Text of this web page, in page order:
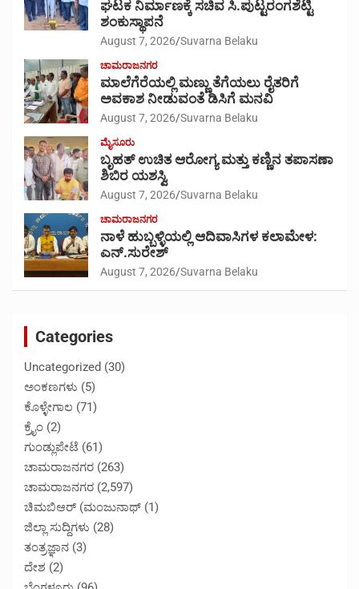
ಘಟಕ ನಿರ್ಮಾಣಕ್ಕೆ ಸಚಿವ ಸಿ.ಪುಟ್ಟರಂಗಶೆಟ್ಟಿ
ಶಂಕುಸ್ಥಾಪನೆ
August 7, 2026 Suvarna Belaku
ಚಾಮರಾಜನಗರ
ಮಾಲೆಗೆರೆಯಲ್ಲಿ ಮಣ್ಣು ತೆಗೆಯಲು ರೈತರಿಗೆ
ಅವಕಾಶ ನೀಡುವಂತೆ ಡಿಸಿಗೆ ಮನವಿ
August 7, 2026 Suvarna Belaku
ಮೈಸೂರು
ಬೃಹತ್ ಉಚಿತ ಆರೋಗ್ಯ ಮತ್ತು ಕಣ್ಣಿನ ತಪಾಸಣಾ
ಶಿಬಿರ ಯಶಸ್ವಿ
August 7, 2026 Suvarna Belaku
ಚಾಮರಾಜನಗರ
ನಾಳೆ ಹುಬ್ಬಳ್ಳಿಯಲ್ಲಿ ಆದಿವಾಸಿಗಳ ಕಲಾಮೇಳ:
ಎನ್.ಸುರೇಶ್
August 7, 2026 Suvarna Belaku
Categories
Uncategorized (30)
ಅಂಕಣಗಳು (5)
ಕೊಳ್ಳೇಗಾಲ (71)
ಕ್ರೈಂ (2)
ಗುಂಡ್ಲುಪೇಟೆ (61)
ಚಾಮರಾಜನಗರ (263)
ಚಾಮರಾಜನಗರ (2,597)
ಚಿಮಬಿಆರ್ (ಮಂಜುನಾಥ್ (1)
ಜಿಲ್ಲಾ ಸುದ್ದಿಗಳು (28)
ತಂತ್ರಜ್ಞಾನ (3)
ದೇಶ (2)